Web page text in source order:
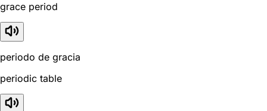
grace period
periodo de gracia
periodic table